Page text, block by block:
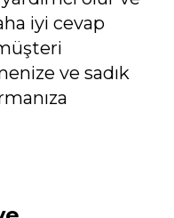
iyi cevap
ve sadık